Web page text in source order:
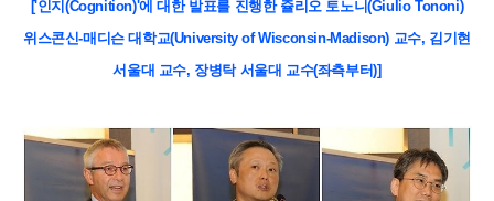
['인지(Cognition)'에 대한 발표를 진행한 쥴리오 토노니(Giulio Tononi)
위스콘신-매디슨 대학교(University of Wisconsin-Madison) 교수, 김기현
서울대 교수, 장병탁 서울대 교수(좌측부터)]